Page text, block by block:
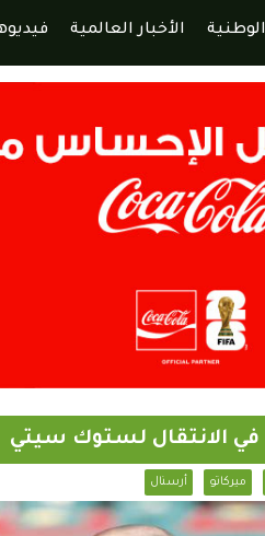
الوطنية الأخبار العالمية
الانتقال لستوك سيتي
ميركاتو أرسنال